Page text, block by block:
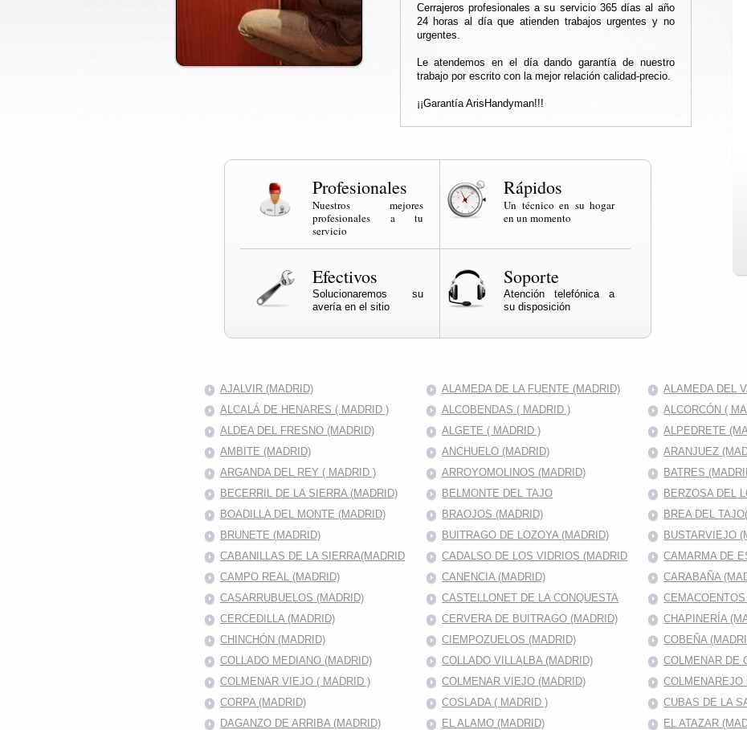
Cerrajeros profesionales a su servicio 365 días al año
24 horas al día que atienden trabajos urgentes y no
urgentes.
Le atendemos en el día dando garantía de nuestro
trabajo por escrito con la mejor relación calidad-precio.
¡¡Garantía ArisHandyman!!!
Profesionales
Nuestros mejores
profesionales a tu
servicio
Rápidos
Un técnico en su hogar
en un momento
Efectivos
Solucionaremos su
avería en el sitio
Soporte
Atención telefónica a
su disposición
AJALVIR (MADRID) ALAMEDA DE LA FUENTE (MADRID)
ALAMEDA DEL
ALCALÁ DE HENARES ( MADRID )
ALCOBENDAS ( MADRID )
ALCORCÓN (
ALDEA DEL FRESNO (MADRID)
ALGETE ( MADRID )
ALPEDRETE
AMBITE (MADRID)
ANCHUELO (MADRID)
ARANJUEZ
ARGANDA DEL REY ( MADRID )
ARROYOMOLINOS (MADRID)
BATRES
BECERRIL DE LA SIERRA (MADRID)
BELMONTE DEL TAJO
BERZOSA DEL
BOADILLA DEL MONTE (MADRID)
BRAOJOS (MADRID)
BREA DEL
BRUNETE (MADRID)
BUITRAGO DE LOZOYA (MADRID)
BUSTARVIEJO
CABANILLAS DE LA SIERRA(MADRID
CADALSO DE LOS VIDRIOS (MADRID
CAMARMA DE
CAMPO REAL (MADRID)
CANENCIA (MADRID)
CARABAÑA
CASARRUBUELOS (MADRID)
CASTELLONET DE LA CONQUESTA
CERCEDILLA (MADRID)
CERVERA DE BUITRAGO (MADRID)
CHAPINERÍA
CHINCHÓN (MADRID)
CIEMPOZUELOS (MADRID)
COBEÑA
COLLADO MEDIANO (MADRID)
COLLADO VILLALBA (MADRID)
COLMENAR DE
COLMENAR VIEJO ( MADRID )
COLMENAR VIEJO (MADRID)
COLMENAREJO
CORPA (MADRID)
COSLADA ( MADRID )
CUBAS DE LA
DAGANZO DE ARRIBA (MADRID)
EL ALAMO (MADRID)
EL ATAZAR